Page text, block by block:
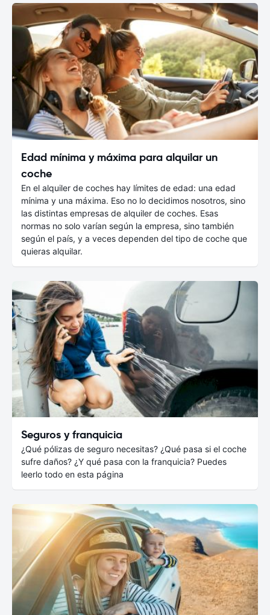
Edad mínima y máxima para alquilar un
coche
En el alquiler de coches hay límites de edad: una edad
mínima y una máxima. Eso no lo decidimos nosotros, sino
las distintas empresas de alquiler de coches. Esas
normas no solo varían según la empresa, sino también
según el país, y a veces dependen del tipo de coche que
quieras alquilar.
Seguros y franquicia
¿Qué pólizas de seguro necesitas? ¿Qué pasa si el coche
sufre daños? ¿Y qué pasa con la franquicia? Puedes
leerlo todo en esta página